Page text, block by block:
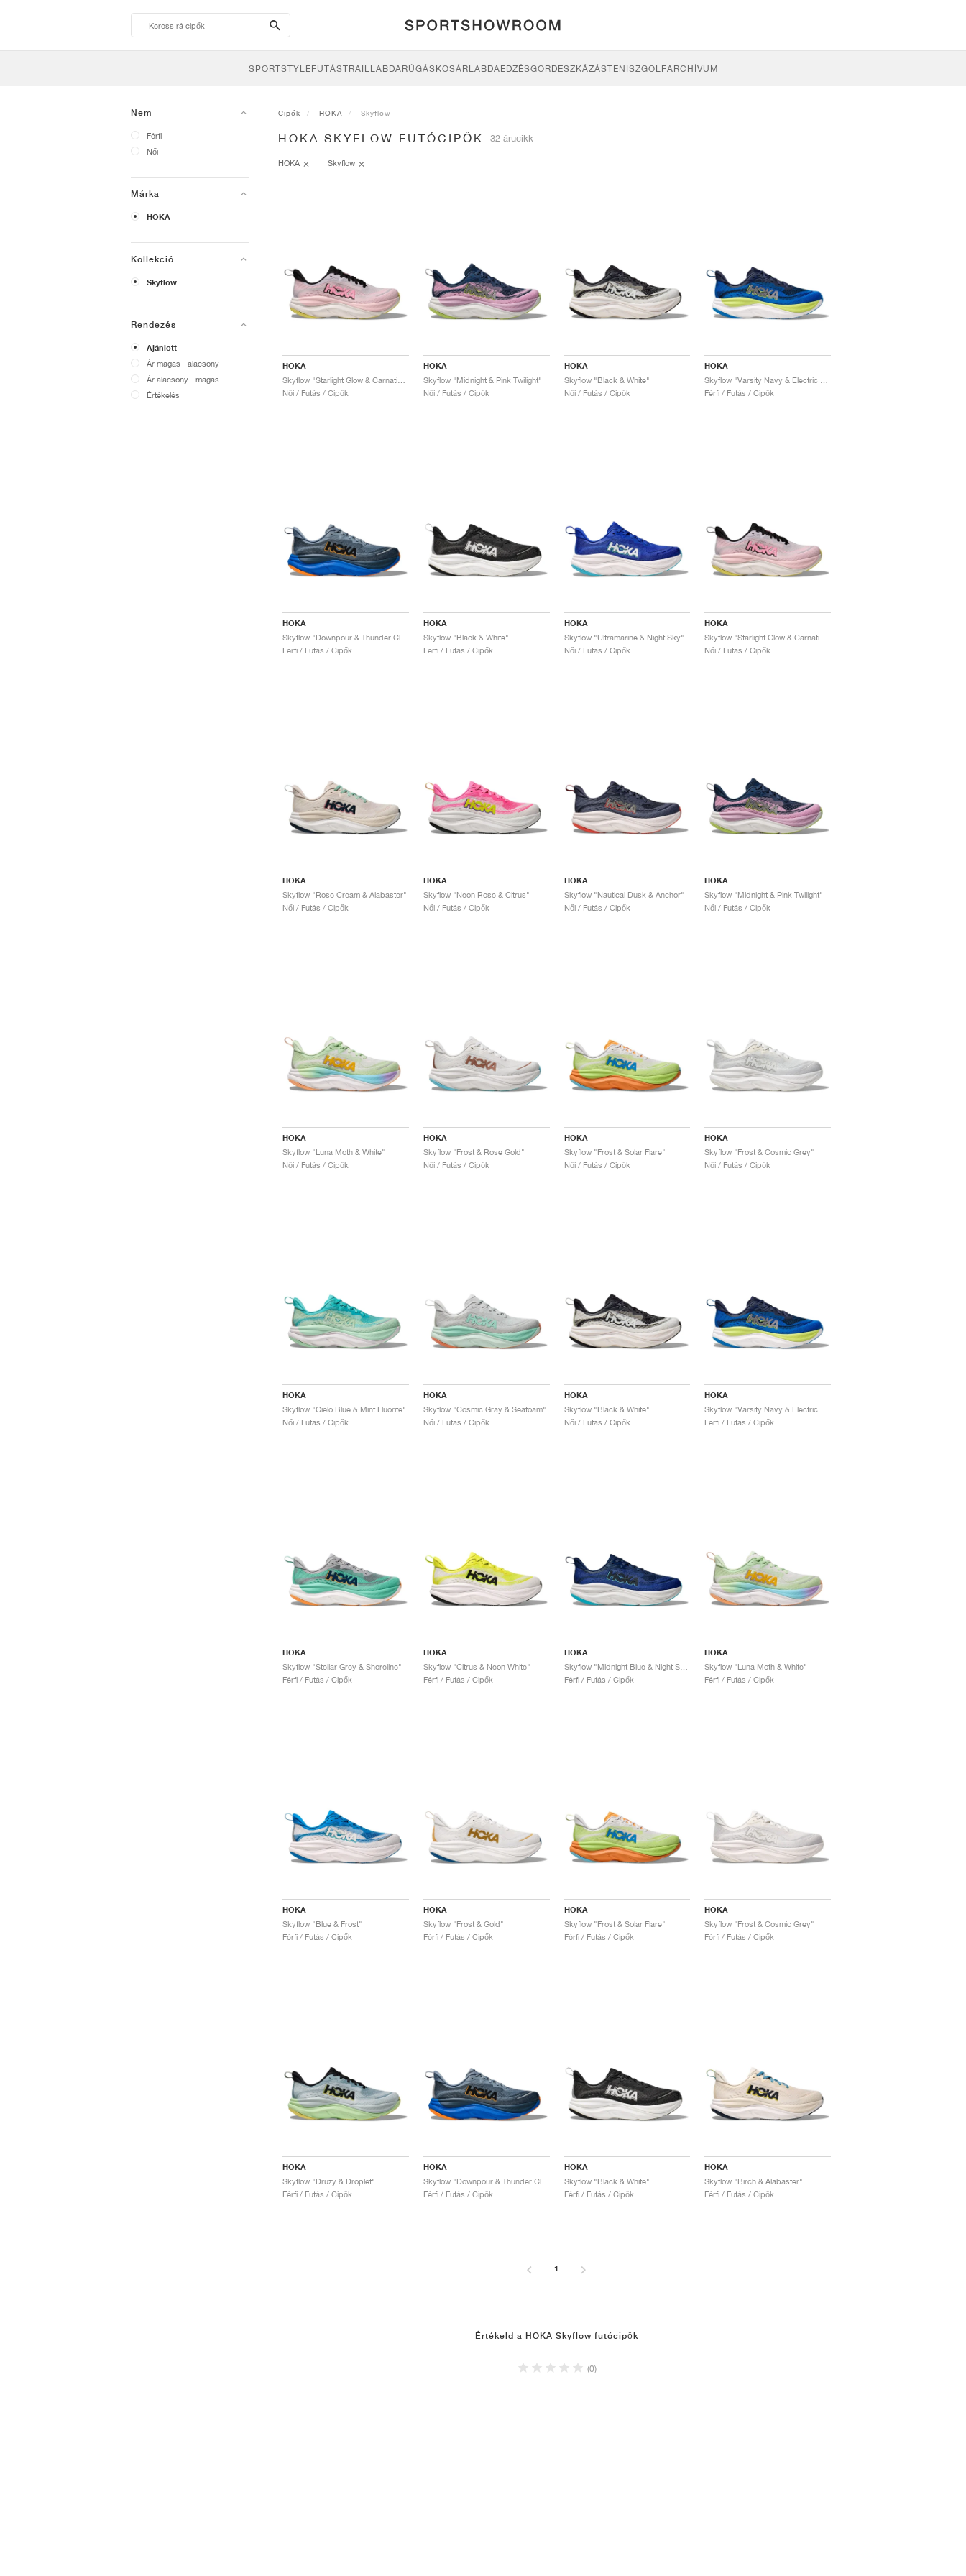
search-
btn
SPORTSTYLEFUTÁSTRAILLABDARÚGÁSKOSÁRLABDAEDZÉSGÖRDESZKÁZÁSTENISZGOLFARCHÍVUM
Nem
Férfi
Női
Márka
HOKA
Kollekció
Skyflow
Rendezés
Ajánlott
Ár magas - alacsony
Ár alacsony - magas
Értékelés
Cipők HOKA Skyflow
HOKA SKYFLOW FUTÓCIPŐK 32 árucikk
HOKA Skyflow
HOKA
Női / Futás / Cipők
HOKA
Skyflow "Midnight & Pink Twilight"
Női / Futás / Cipők
HOKA
Skyflow "Black & White"
Női / Futás / Cipők
HOKA
Férfi / Futás / Cipők
HOKA
Férfi / Futás / Cipők
HOKA
Skyflow "Black & White"
Férfi / Futás / Cipők
HOKA
Skyflow "Ultramarine & Night Sky"
Női / Futás / Cipők
HOKA
Női / Futás / Cipők
HOKA
Skyflow "Rose Cream & Alabaster"
Női / Futás / Cipők
HOKA
Skyflow "Neon Rose & Citrus"
Női / Futás / Cipők
HOKA
Skyflow "Nautical Dusk & Anchor"
Női / Futás / Cipők
HOKA
Skyflow "Midnight & Pink Twilight"
Női / Futás / Cipők
HOKA
Skyflow "Luna Moth & White"
Női / Futás / Cipők
HOKA
Skyflow "Frost & Rose Gold"
Női / Futás / Cipők
HOKA
Skyflow "Frost & Solar Flare"
Női / Futás / Cipők
HOKA
Skyflow "Frost & Cosmic Grey"
Női / Futás / Cipők
HOKA
Skyflow "Cielo Blue & Mint Fluorite"
Női / Futás / Cipők
HOKA
Skyflow "Cosmic Gray & Seafoam"
Női / Futás / Cipők
HOKA
Skyflow "Black & White"
Női / Futás / Cipők
HOKA
Férfi / Futás / Cipők
HOKA
Skyflow "Stellar Grey & Shoreline"
Férfi / Futás / Cipők
HOKA
Skyflow "Citrus & Neon White"
Férfi / Futás / Cipők
HOKA
Skyflow "Midnight Blue & Night Sky"
Férfi / Futás / Cipők
HOKA
Skyflow "Luna Moth & White"
Férfi / Futás / Cipők
HOKA
Skyflow "Blue & Frost"
Férfi / Futás / Cipők
HOKA
Skyflow "Frost & Gold"
Férfi / Futás / Cipők
HOKA
Skyflow "Frost & Solar Flare"
Férfi / Futás / Cipők
HOKA
Skyflow "Frost & Cosmic Grey"
Férfi / Futás / Cipők
HOKA
Skyflow "Druzy & Droplet"
Férfi / Futás / Cipők
HOKA
Skyflow "Downpour & Thunder Cloud"
Férfi / Futás / Cipők
HOKA
Skyflow "Black & White"
Férfi / Futás / Cipők
HOKA
Skyflow "Birch & Alabaster"
Férfi / Futás / Cipők
1
Értékeld a HOKA Skyflow futócipők
(0)